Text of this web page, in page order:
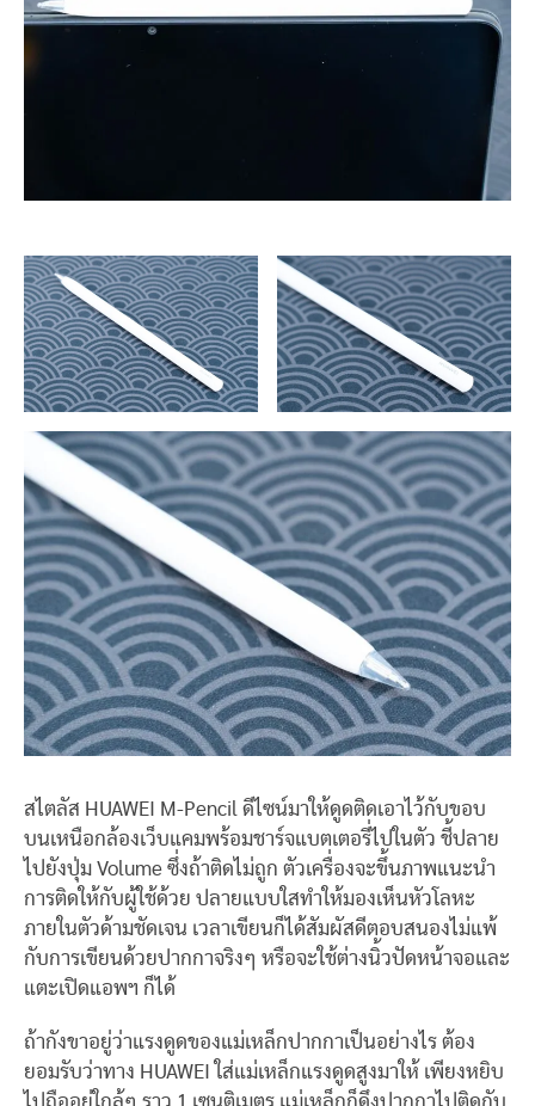
สไตลัส HUAWEI M-Pencil ดีไซน์มาให้ดูดติดเอาไว้กับขอบ
บนเหนือกล้องเว็บแคมพร้อมชาร์จแบตเตอรี่ไปในตัว ชี้ปลาย
ไปยังปุ่ม Volume ซึ่งถ้าติดไม่ถูก ตัวเครื่องจะขึ้นภาพแนะนำ
การติดให้กับผู้ใช้ด้วย ปลายแบบใสทำให้มองเห็นหัวโลหะ
ภายในตัวด้ามชัดเจน เวลาเขียนก็ได้สัมผัสดีตอบสนองไม่แพ้
กับการเขียนด้วยปากกาจริงๆ หรือจะใช้ต่างนิ้วปัดหน้าจอและ
แตะเปิดแอพฯ ก็ได้
ถ้ากังขาอยู่ว่าแรงดูดของแม่เหล็กปากกาเป็นอย่างไร ต้อง
ยอมรับว่าทาง HUAWEI ใส่แม่เหล็กแรงดูดสูงมาให้ เพียงหยิบ
ไปถืออยู่ใกล้ๆ ราว 1 เซนติเมตร แม่เหล็กก็ดึงปากกาไปติดกับ